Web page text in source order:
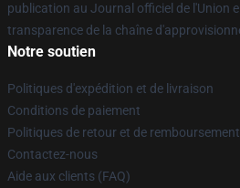
publication au Journal officiel de l'Union
transparence de la chaîne
Notre soutien
Politiques d'expédition et de livraison
Conditions de paiement
Politiques de retour et de remboursement
Contactez-nous
Aide aux clients (FAQ)